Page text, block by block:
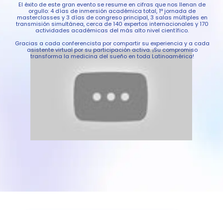
El éxito de este gran evento se resume en cifras que nos llenan de
orgullo: 4 días de inmersión académica total, 1ª jornada de
masterclasses y 3 días de congreso principal, 3 salas múltiples en
transmisión simultánea, cerca de 140 expertos internacionales y 170
actividades académicas del más alto nivel científico.
Gracias a cada conferencista por compartir su experiencia y a cada
asistente virtual por su participación activa. ¡Su compromiso
transforma la medicina del sueño en toda Latinoamérica!